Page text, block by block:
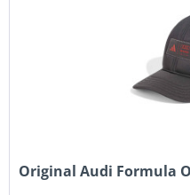
Original Audi Formula